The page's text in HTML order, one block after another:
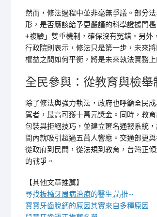
然而，修法過程中並非毫無爭議。部分
形，是否應該給予更嚴謹的科學證據門
+複驗」雙重機制，確保沒有冤錯。另
行政院則表示，修法只是第一步，未來
權益之間如何平衡，將是未來執法實務上
全民參與：從教育與檢舉
除了修法與強力執法，政府也呼籲全民
駕者，最高可獲十萬元獎金。同時，教
包裝與拒絕技巧，並建立匿名通報系統
間內就吸引超過五萬人響應。交通部更
從政府到民間，從法規到教育，台灣正
的戰爭。
【其他文章推薦】
尋找板橋牙周病治療的醫生,請推~
寶寶牙齒脫鈣的原因其實來自多種原因